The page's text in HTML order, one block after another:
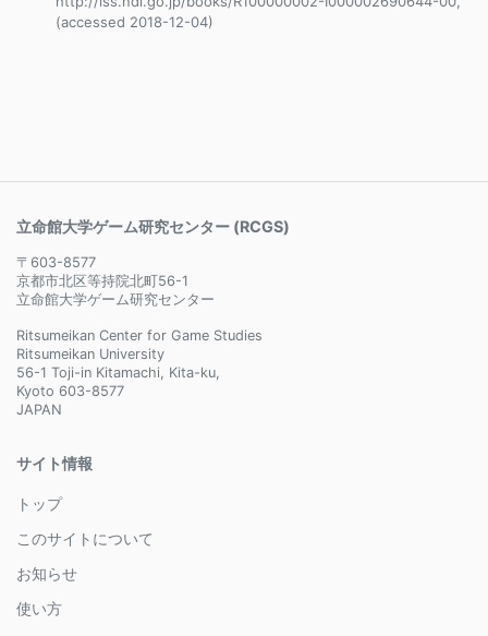
(accessed 2018-12-04)
立命館大学ゲーム研究センター (RCGS)
〒603-8577
京都市北区等持院北町56-1
立命館大学ゲーム研究センター
Ritsumeikan Center for Game Studies
Ritsumeikan University
56-1 Toji-in Kitamachi, Kita-ku,
Kyoto 603-8577
JAPAN
サイト情報
トップ
このサイトについて
お知らせ
使い方